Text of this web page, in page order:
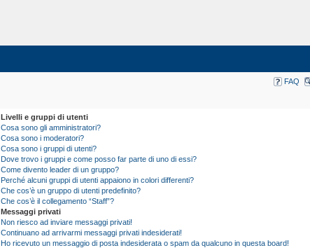
FAQ
Livelli e gruppi di utenti
Cosa sono gli amministratori?
Cosa sono i moderatori?
Cosa sono i gruppi di utenti?
Dove trovo i gruppi e come posso far parte di uno di essi?
Come divento leader di un gruppo?
Perché alcuni gruppi di utenti appaiono in colori differenti?
Che cos’è un gruppo di utenti predefinito?
Che cos’è il collegamento “Staff”?
Messaggi privati
Non riesco ad inviare messaggi privati!
Continuano ad arrivarmi messaggi privati indesiderati!
Ho ricevuto un messaggio di posta indesiderata o spam da qualcuno in questa board!